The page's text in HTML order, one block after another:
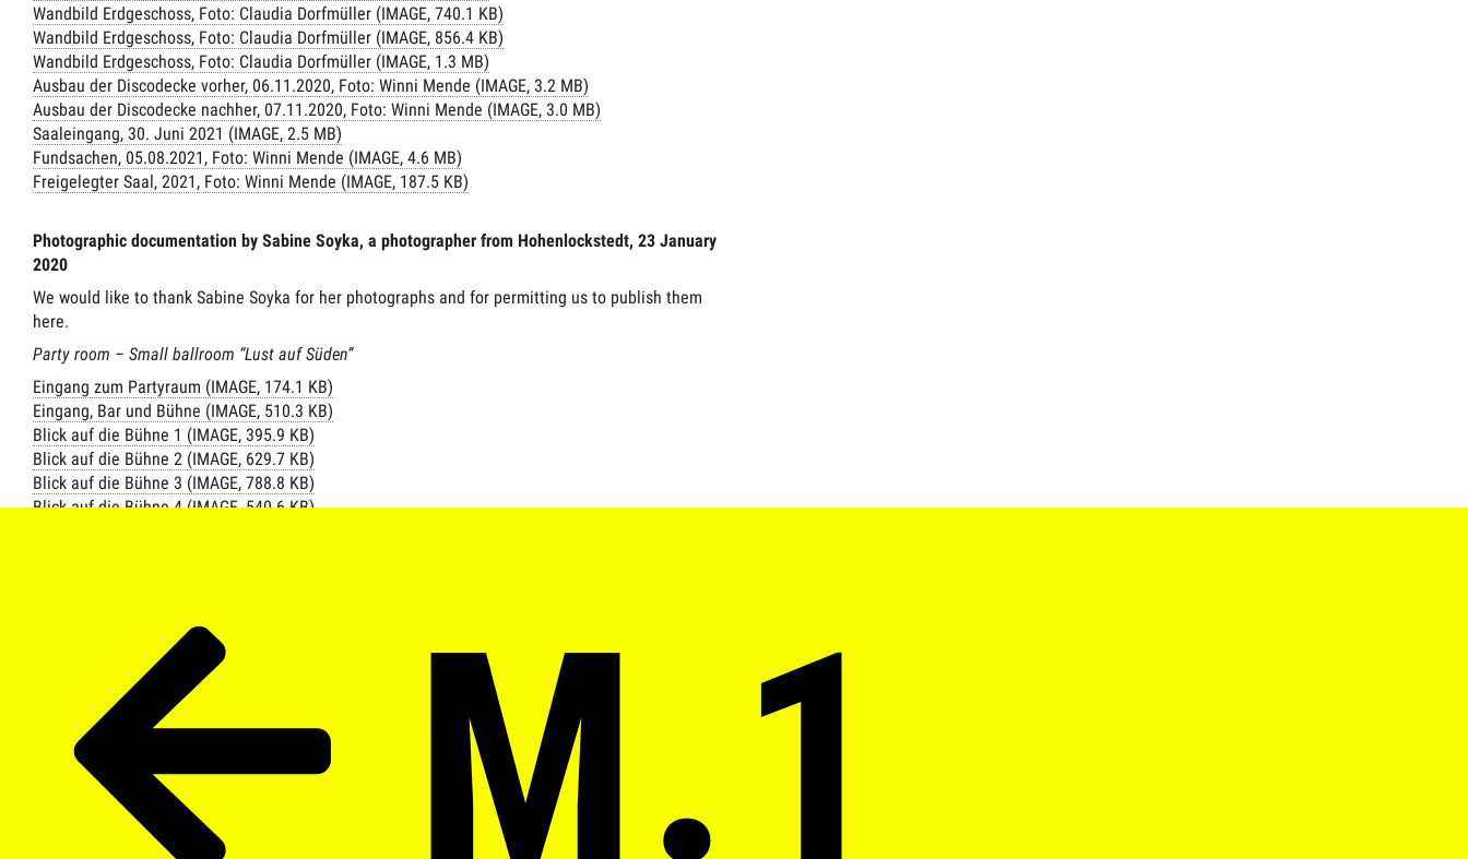
Wandbild Erdgeschoss, Foto: Claudia Dorfmüller (IMAGE, 740.1 KB)
Wandbild Erdgeschoss, Foto: Claudia Dorfmüller (IMAGE, 856.4 KB)
Wandbild Erdgeschoss, Foto: Claudia Dorfmüller (IMAGE, 1.3 MB)
Ausbau der Discodecke vorher, 06.11.2020, Foto: Winni Mende (IMAGE, 3.2 MB)
Ausbau der Discodecke nachher, 07.11.2020, Foto: Winni Mende (IMAGE, 3.0 MB)
Saaleingang, 30. Juni 2021 (IMAGE, 2.5 MB)
Fundsachen, 05.08.2021, Foto: Winni Mende (IMAGE, 4.6 MB)
Freigelegter Saal, 2021, Foto: Winni Mende (IMAGE, 187.5 KB)
Photographic documentation by Sabine Soyka, a photographer from Hohenlockstedt, 23 January
2020
We would like to thank Sabine Soyka for her photographs and for permitting us to publish them
here.
Party room – Small ballroom “Lust auf Süden”
Eingang zum Partyraum (IMAGE, 174.1 KB)
Eingang, Bar und Bühne (IMAGE, 510.3 KB)
Blick auf die Bühne 1 (IMAGE, 395.9 KB)
Blick auf die Bühne 2 (IMAGE, 629.7 KB)
Blick auf die Bühne 3 (IMAGE, 788.8 KB)
Blick auf die Bühne 4 (IMAGE, 540.6 KB)
Wand mit Flaschen (IMAGE, 596.7 KB)
Durchgang zum WC (IMAGE, 394.6 KB)
Bar, Ansicht 1 (IMAGE, 487.0 KB)
Bar, Ansicht 2 (IMAGE, 626.5 KB)
Bar, Preisliste (IMAGE, 409.9 KB)
Hinterzimmer (IMAGE, 618.8 KB)
Hinterzimmer, Wandgemälde Boote am Strand (IMAGE, 620.5 KB)
Backstage, Ansicht 1 (IMAGE, 436.9 KB)
Backstage, Ansicht 2 (IMAGE, 646.5 KB)
Backstage-Bereich von oben (IMAGE, 570.8 KB)
M.1